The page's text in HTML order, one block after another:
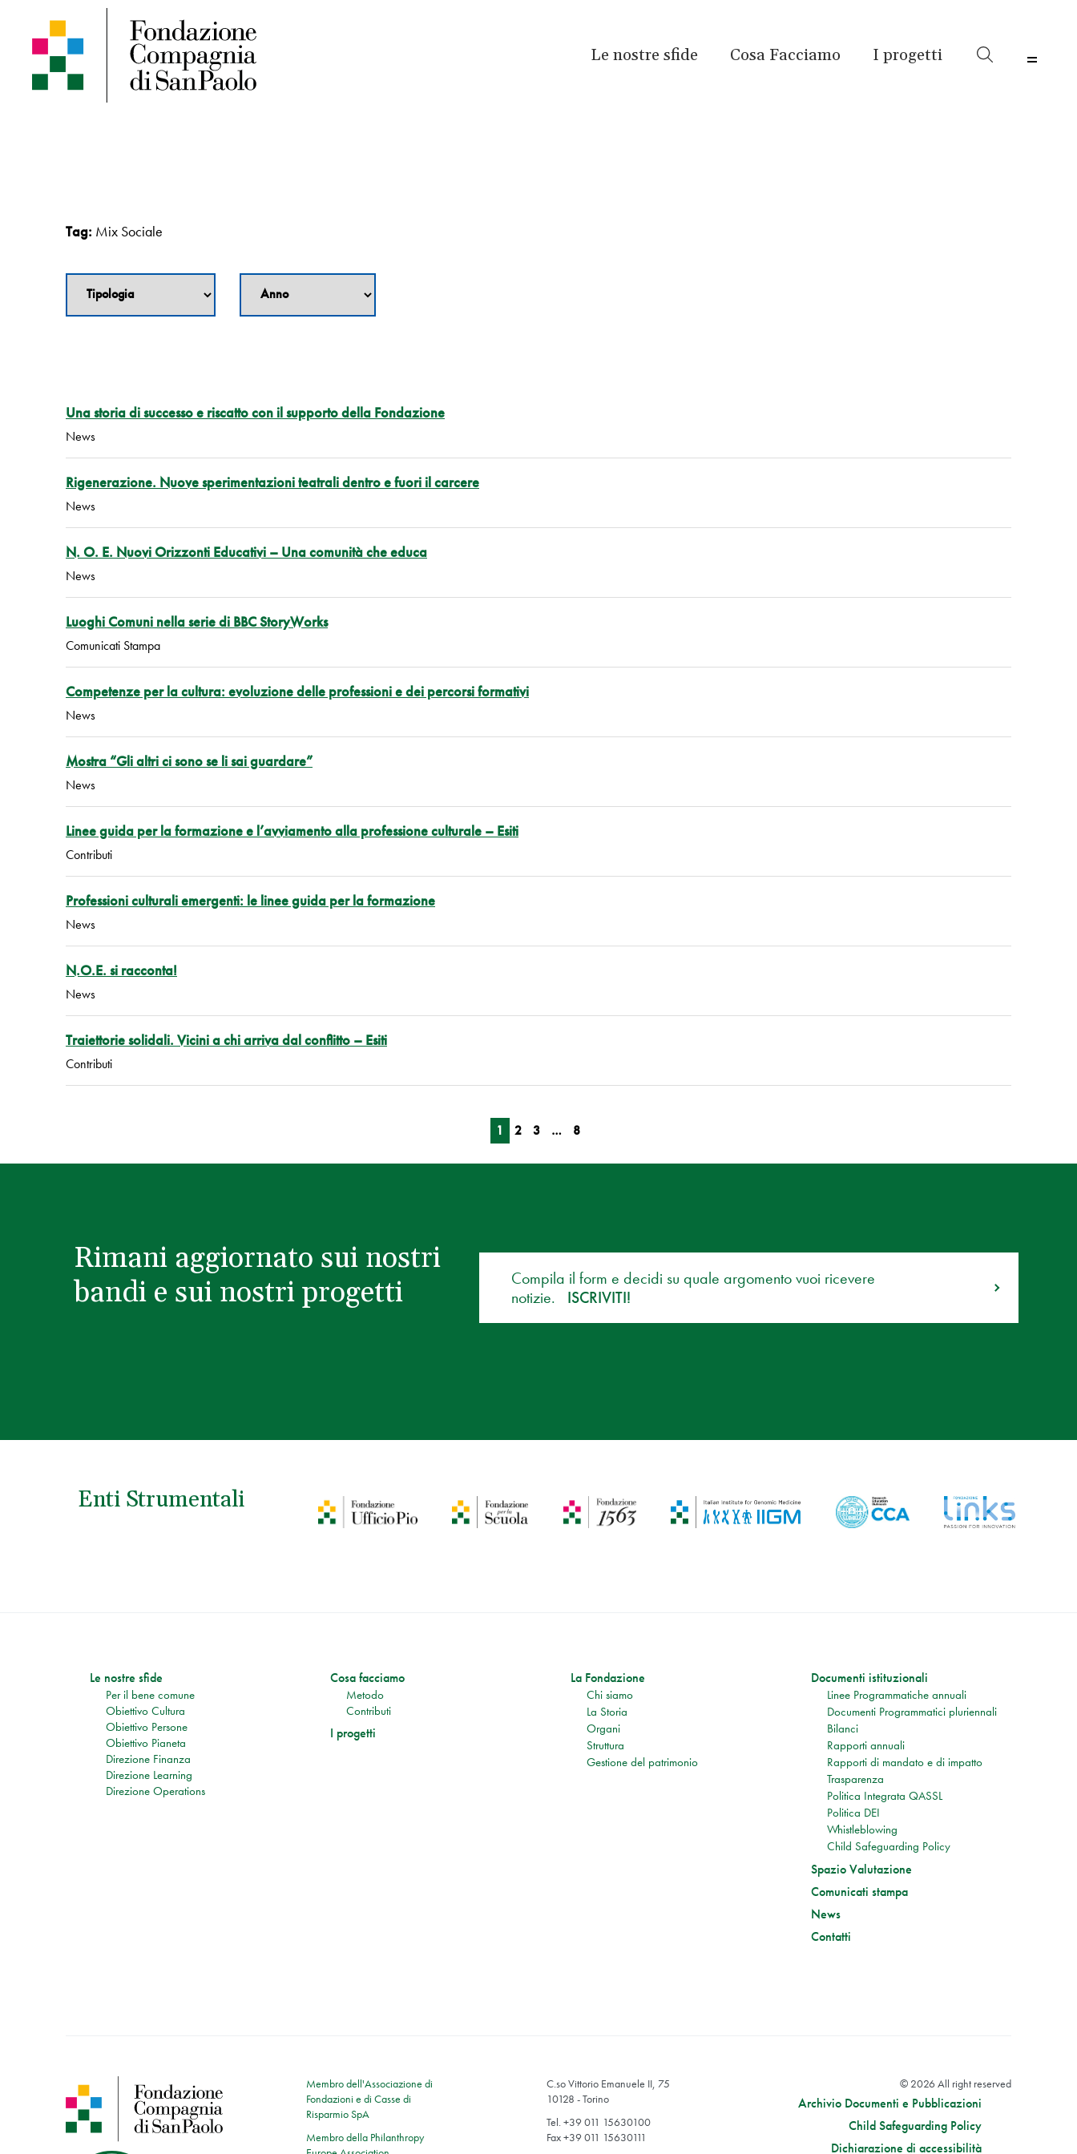
Le nostre sfide Cosa Facciamo I progetti
Tag: Mix Sociale
Una storia di successo e riscatto con il supporto della Fondazione
News
Rigenerazione. Nuove sperimentazioni teatrali dentro e fuori il carcere
News
N. O. E. Nuovi Orizzonti Educativi – Una comunità che educa
News
Luoghi Comuni nella serie di BBC StoryWorks
Comunicati Stampa
Competenze per la cultura: evoluzione delle professioni e dei percorsi formativi
News
Mostra “Gli altri ci sono se li sai guardare”
News
Linee guida per la formazione e l’avviamento alla professione culturale – Esiti
Contributi
Professioni culturali emergenti: le linee guida per la formazione
News
N.O.E. si racconta!
News
Traiettorie solidali. Vicini a chi arriva dal conflitto – Esiti
Contributi
1 2 3 … 8
Rimani aggiornato sui nostri
bandi e sui nostri progetti
Compila il form e decidi su quale argomento vuoi ricevere
notizie.
ISCRIVITI!
Enti Strumentali
Le nostre sfide
Per il bene comune
Obiettivo Cultura
Obiettivo Persone
Obiettivo Pianeta
Direzione Finanza
Direzione Learning
Direzione Operations
Cosa facciamo
Metodo
Contributi
I progetti
La Fondazione
Chi siamo
La Storia
Organi
Struttura
Gestione del patrimonio
Documenti istituzionali
Linee Programmatiche annuali
Documenti Programmatici pluriennali
Bilanci
Rapporti annuali
Rapporti di mandato e di impatto
Trasparenza
Politica Integrata QASSL
Politica DEI
Whistleblowing
Child Safeguarding Policy
Spazio Valutazione
Comunicati stampa
News
Contatti
Membro dell'Associazione di
Fondazioni e di Casse di
Risparmio SpA
Membro della Philanthropy
C.so Vittorio Emanuele II, 75
10128 - Torino
Tel. +39 011 15630100
Fax +39 011 15630111
© 2026 All right reserved
Archivio Documenti e Pubblicazioni
Child Safeguarding Policy
Dichiarazione di accessibilità